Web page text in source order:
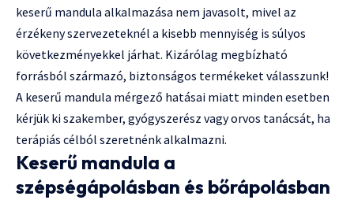
keserű mandula alkalmazása nem javasolt, mivel az
érzékeny szervezeteknél a kisebb mennyiség is súlyos
következményekkel járhat. Kizárólag megbízható
forrásból származó, biztonságos termékeket válasszunk!
A keserű mandula mérgező hatásai miatt minden esetben
kérjük ki szakember, gyógyszerész vagy orvos tanácsát, ha
terápiás célból szeretnénk alkalmazni.
Keserű mandula a
szépségápolásban és bőrápolásban